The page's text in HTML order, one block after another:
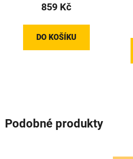
859 Kč
DO KOŠÍKU
Podobné produkty